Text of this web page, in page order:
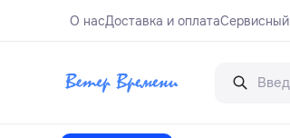
О насДоставка и оплата